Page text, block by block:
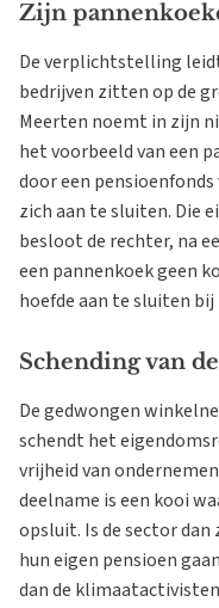
Zijn
De verplichtstelling
bedrijven zitten op de
Meerten noemt in zijn
het voorbeeld van een
door een
zich aan te sluiten. Die
besloot de rechter, na
een pannenkoek geen
hoefde aan te sluiten
Schending van
De gedwongen
schendt het
vrijheid van
deelname is een kooi
opsluit. Is de sector
hun eigen pensioen
dan de